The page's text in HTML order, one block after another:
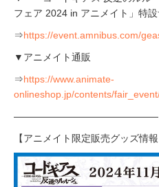
フェア 2024 in アニメイト」特設
⇒https://event.amnibus.com/
▼アニメイト通販
⇒https://www.animate-
onlineshop.jp/contents/
―――――――――――――――
【アニメイト限定販売グッズ情報